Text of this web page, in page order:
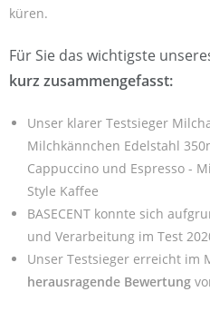
küren.
Für Sie das wichtigste
kurz zusammengefasst:
Unser klarer Testsieger
Milchkännchen Edelstahl
Cappuccino und Espresso -
Style Kaffee
BASECENT konnte sich
und Verarbeitung im Test
Unser Testsieger erreicht im
herausragende Bewertung